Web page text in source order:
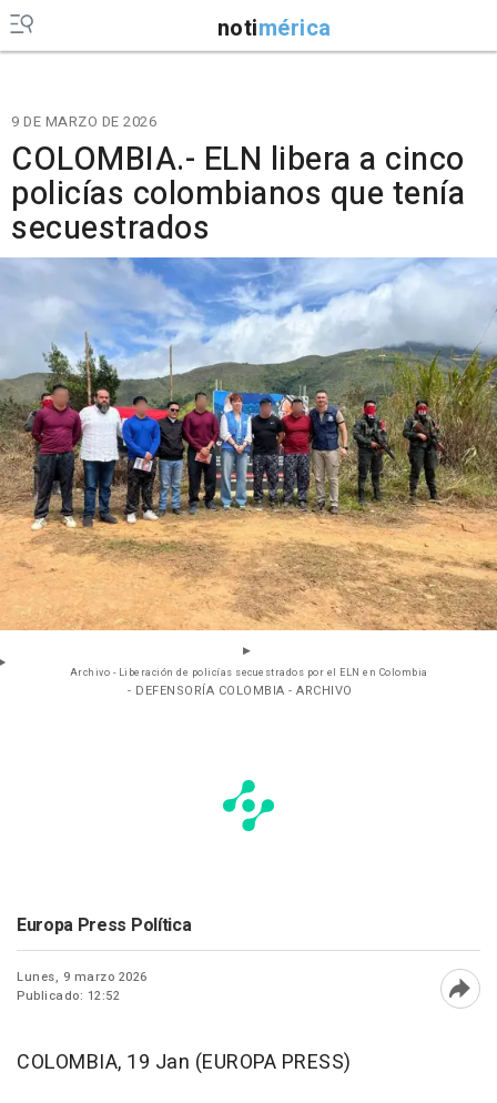
notimérica
9 DE MARZO DE 2026
COLOMBIA.- ELN libera a cinco
policías colombianos que tenía
secuestrados
Archivo - Liberación de policías secuestrados por el ELN en Colombia
- DEFENSORÍA COLOMBIA - ARCHIVO
Europa Press Política
Lunes, 9 marzo 2026
Publicado: 12:52
COLOMBIA, 19 Jan (EUROPA PRESS)